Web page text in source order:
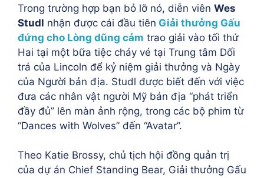
Trong trường hợp bạn bỏ lỡ nó, diễn viên Wes
Studl nhận được cái đầu tiên Giải thưởng Gấu
đứng cho Lòng dũng cảm trao giải vào tối thứ
Hai tại một bữa tiệc cháy vé tại Trung tâm Dối
trá của Lincoln để kỷ niệm giải thưởng và Ngày
của Người bản địa. Studl được biết đến với việc
đưa các nhân vật người Mỹ bản địa “phát triển
đầy đủ” lên màn ảnh rộng, trong các bộ phim từ
“Dances with Wolves” đến “Avatar”.
Theo Katie Brossy, chủ tịch hội đồng quản trị
của dự án Chief Standing Bear, Giải thưởng Gấu